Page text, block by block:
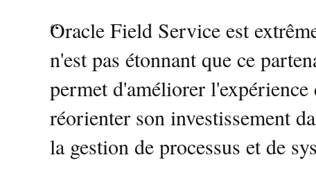
“
Oracle Field Service est
n'est pas étonnant que ce
permet d'améliorer
réorienter son investissement
la gestion de processus et de